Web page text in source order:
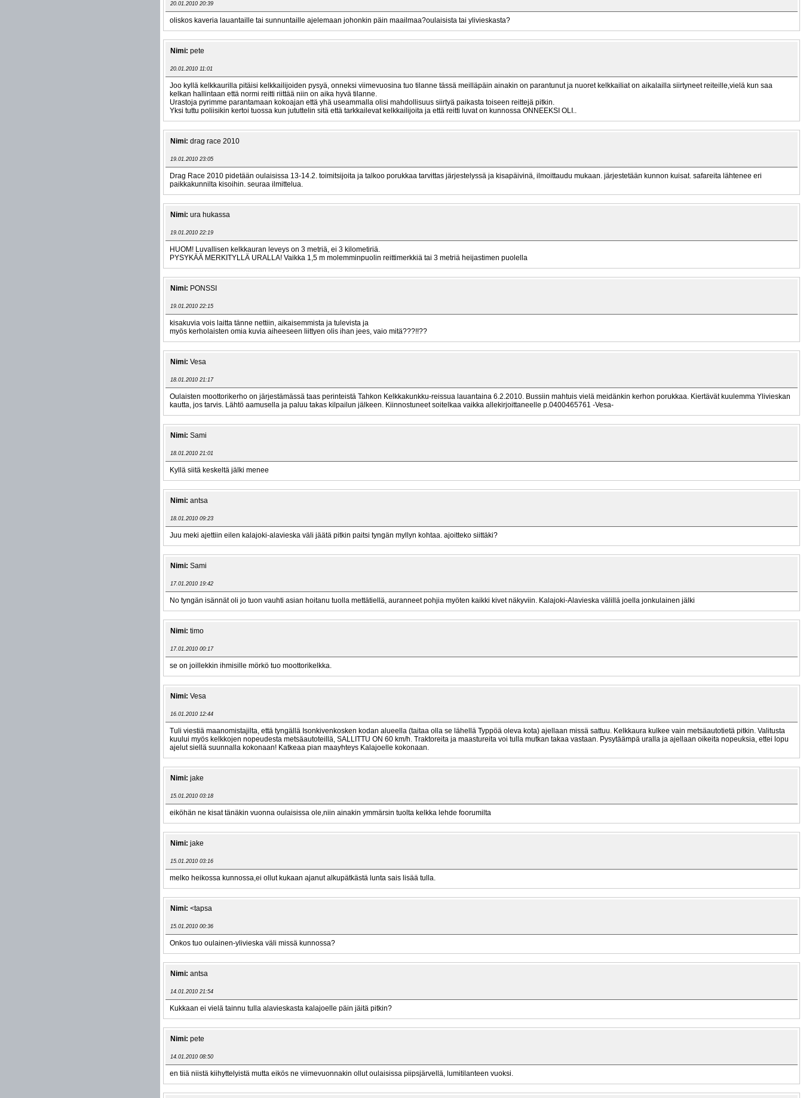
20.01.2010 20:39
oliskos kaveria lauantaille tai sunnuntaille ajelemaan johonkin päin maailmaa?oulaisista tai ylivieskasta?
Nimi: pete
20.01.2010 11:01
Joo kyllä kelkkaurilla pitäisi kelkkailijoiden pysyä, onneksi viimevuosina tuo tilanne tässä meilläpäin ainakin on parantunut ja nuoret kelkkailiat on aikalailla siirtyneet reiteille,vielä kun saa
kelkan hallintaan että normi reitti riittää niin on aika hyvä tilanne.
Urastoja pyrimme parantamaan kokoajan että yhä useammalla olisi mahdollisuus siirtyä paikasta toiseen reittejä pitkin.
Yksi tuttu poliisikin kertoi tuossa kun jututtelin sitä että tarkkailevat kelkkailijoita ja että reitti luvat on kunnossa ONNEEKSI OLI..
Nimi: drag race 2010
19.01.2010 23:05
Drag Race 2010 pidetään oulaisissa 13-14.2. toimitsijoita ja talkoo porukkaa tarvittas järjestelyssä ja kisapäivinä, ilmoittaudu mukaan. järjestetään kunnon kuisat. safareita lähtenee eri
paikkakunnilta kisoihin. seuraa ilmittelua.
Nimi: ura hukassa
19.01.2010 22:19
HUOM! Luvallisen kelkkauran leveys on 3 metriä, ei 3 kilometiriä.
PYSYKÄÄ MERKITYLLÄ URALLA! Vaikka 1,5 m molemminpuolin reittimerkkiä tai 3 metriä heijastimen puolella
Nimi: PONSSI
19.01.2010 22:15
kisakuvia vois laitta tänne nettiin, aikaisemmista ja tulevista ja
myös kerholaisten omia kuvia aiheeseen liittyen olis ihan jees, vaio mitä???!!??
Nimi: Vesa
18.01.2010 21:17
Oulaisten moottorikerho on järjestämässä taas perinteistä Tahkon Kelkkakunkku-reissua lauantaina 6.2.2010. Bussiin mahtuis vielä meidänkin kerhon porukkaa. Kiertävät kuulemma Ylivieskan
kautta, jos tarvis. Lähtö aamusella ja paluu takas kilpailun jälkeen. Kiinnostuneet soitelkaa vaikka allekirjoittaneelle p.0400465761 -Vesa-
Nimi: Sami
18.01.2010 21:01
Kyllä siitä keskeltä jälki menee
Nimi: antsa
18.01.2010 09:23
Juu meki ajettiin eilen kalajoki-alavieska väli jäätä pitkin paitsi tyngän myllyn kohtaa. ajoitteko siittäki?
Nimi: Sami
17.01.2010 19:42
No tyngän isännät oli jo tuon vauhti asian hoitanu tuolla mettätiellä, auranneet pohjia myöten kaikki kivet näkyviin. Kalajoki-Alavieska välillä joella jonkulainen jälki
Nimi: timo
17.01.2010 00:17
se on joillekkin ihmisille mörkö tuo moottorikelkka.
Nimi: Vesa
16.01.2010 12:44
Tuli viestiä maanomistajilta, että tyngällä Isonkivenkosken kodan alueella (taitaa olla se lähellä Typpöä oleva kota) ajellaan missä sattuu. Kelkkaura kulkee vain metsäautotietä pitkin. Valitusta
kuului myös kelkkojen nopeudesta metsäautoteillä, SALLITTU ON 60 km/h. Traktoreita ja maastureita voi tulla mutkan takaa vastaan. Pysytäämpä uralla ja ajellaan oikeita nopeuksia, ettei lopu
ajelut siellä suunnalla kokonaan! Katkeaa pian maayhteys Kalajoelle kokonaan.
Nimi: jake
15.01.2010 03:18
eiköhän ne kisat tänäkin vuonna oulaisissa ole,niin ainakin ymmärsin tuolta kelkka lehde foorumilta
Nimi: jake
15.01.2010 03:16
melko heikossa kunnossa,ei ollut kukaan ajanut alkupätkästä lunta sais lisää tulla.
Nimi: <tapsa
15.01.2010 00:36
Onkos tuo oulainen-ylivieska väli missä kunnossa?
Nimi: antsa
14.01.2010 21:54
Kukkaan ei vielä tainnu tulla alavieskasta kalajoelle päin jäitä pitkin?
Nimi: pete
14.01.2010 08:50
en tiiä niistä kiihyttelyistä mutta eikös ne viimevuonnakin ollut oulaisissa piipsjärvellä, lumitilanteen vuoksi.